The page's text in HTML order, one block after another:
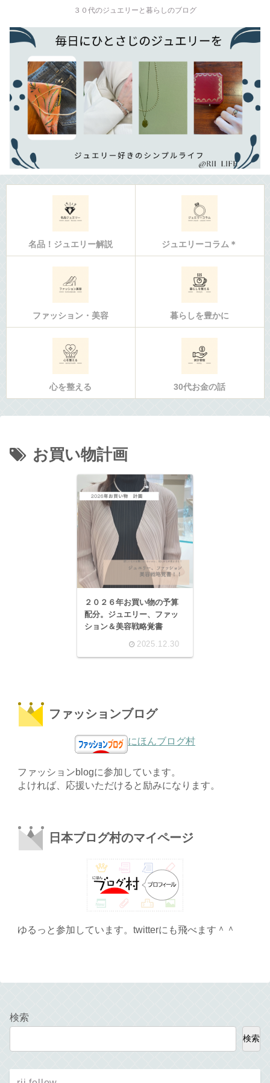
３０代のジュエリーと暮らしのブログ
名品！ジュエリー解説 ジュエリーコラム＊
ファッション・美容 暮らしを豊かに
心を整える 30代お金の話
お買い物計画
２０２６年お買い物の予算
配分。ジュエリー、ファッ
ション＆美容戦略覚書
2025.12.30
ファッションブログ
にほんブログ村
ファッションblogに参加しています。
よければ、応援いただけると励みになります。
日本ブログ村のマイページ
ゆるっと参加しています。twitterにも飛べます＾＾
検索
検索